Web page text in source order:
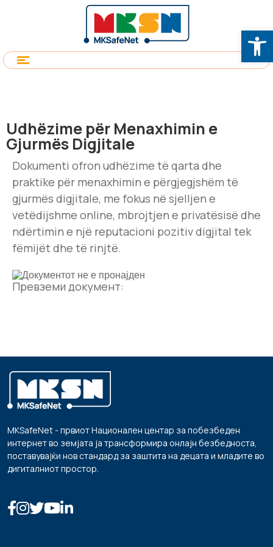
Udhëzime për Menaxhimin e
Gjurmës Digjitale
Dokumenti ofron udhëzime të qarta dhe
praktike për menaxhimin e përgjegjshëm të
gjurmës digjitale, me fokus në sjelljen e
vetëdijshme online, mbrojtjen e privatësisë dhe
ndërtimin e një reputacioni pozitiv digjital tek
fëmijët dhe të rinjtë.
Превземи документ:
MKSafeNet - првиот Национален центар за побезбеден
интернет во земјата ја трансформира онлајн безбедноста,
поставувајќи нов стандард за заштита на децата и младите во
дигиталниот простор.